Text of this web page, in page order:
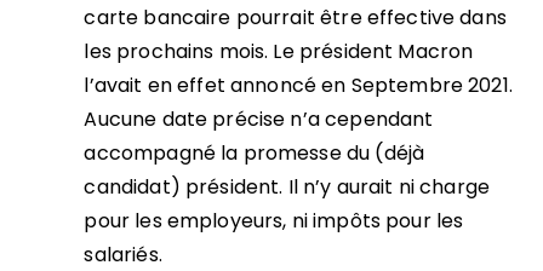
carte bancaire pourrait être effective dans
les prochains mois. Le président Macron
l’avait en effet annoncé en Septembre 2021.
Aucune date précise n’a cependant
accompagné la promesse du (déjà
candidat) président. Il n’y aurait ni charge
pour les employeurs, ni impôts pour les
salariés.